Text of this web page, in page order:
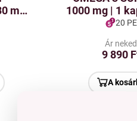
mg
1000 mg | 1
330 mg EPA
agy & látás
90
20 PE
Ár neked
9 890
A